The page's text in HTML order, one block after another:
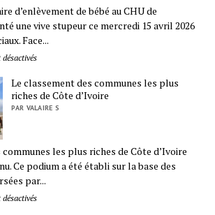
d’enlèvement de bébé au CHU de
une vive stupeur ce mercredi 15 avril 2026
Face...
Le classement des communes les plus
riches de Côte d’Ivoire
PAR VALAIRE S
les plus riches de Côte d’Ivoire
Ce podium a été établi sur la base des
par...